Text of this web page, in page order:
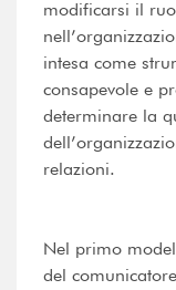
modificarsi il
intesa come
consapevole e
determinare la
relazioni.
Nel primo
del